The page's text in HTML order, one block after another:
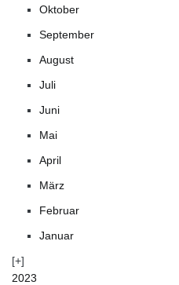
Oktober
September
August
Juli
Juni
Mai
April
März
Februar
Januar
2023